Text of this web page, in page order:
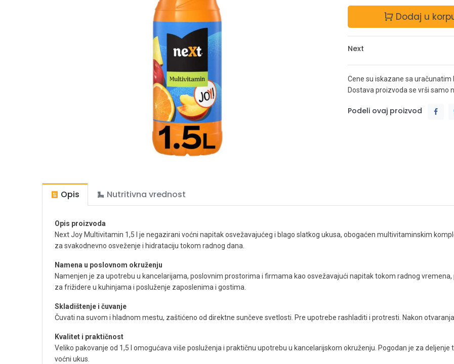
Dodaj u
Next
Cene su iskazane sa uračunatim
Dostava proizvoda se vrši samo
Podeli ovaj proizvod
Opis Nutritivna vrednost
Opis proizvoda
Next Joy Multivitamin 1,5 l je negazirani voćni napitak osvežavajućeg i blago slatkog ukusa, obogaćen multivitaminskim
za svakodnevno osveženje i hidrataciju tokom radnog dana.
Namena u poslovnom okruženju
Namenjen je za upotrebu u kancelarijama, poslovnim prostorima i firmama kao osvežavajući napitak tokom radnog
za frižidere u kuhinjama i posluženje zaposlenima i gostima.
Skladištenje i čuvanje
Čuvati na suvom i hladnom mestu, zaštićeno od direktne sunčeve svetlosti. Pre upotrebe rashladiti i protresti. Nakon
Kvalitet i praktičnost
Veliko pakovanje od 1,5 l omogućava više posluženja i praktičnu upotrebu u kancelarijskom okruženju. Pogodan je za
voćni ukus.